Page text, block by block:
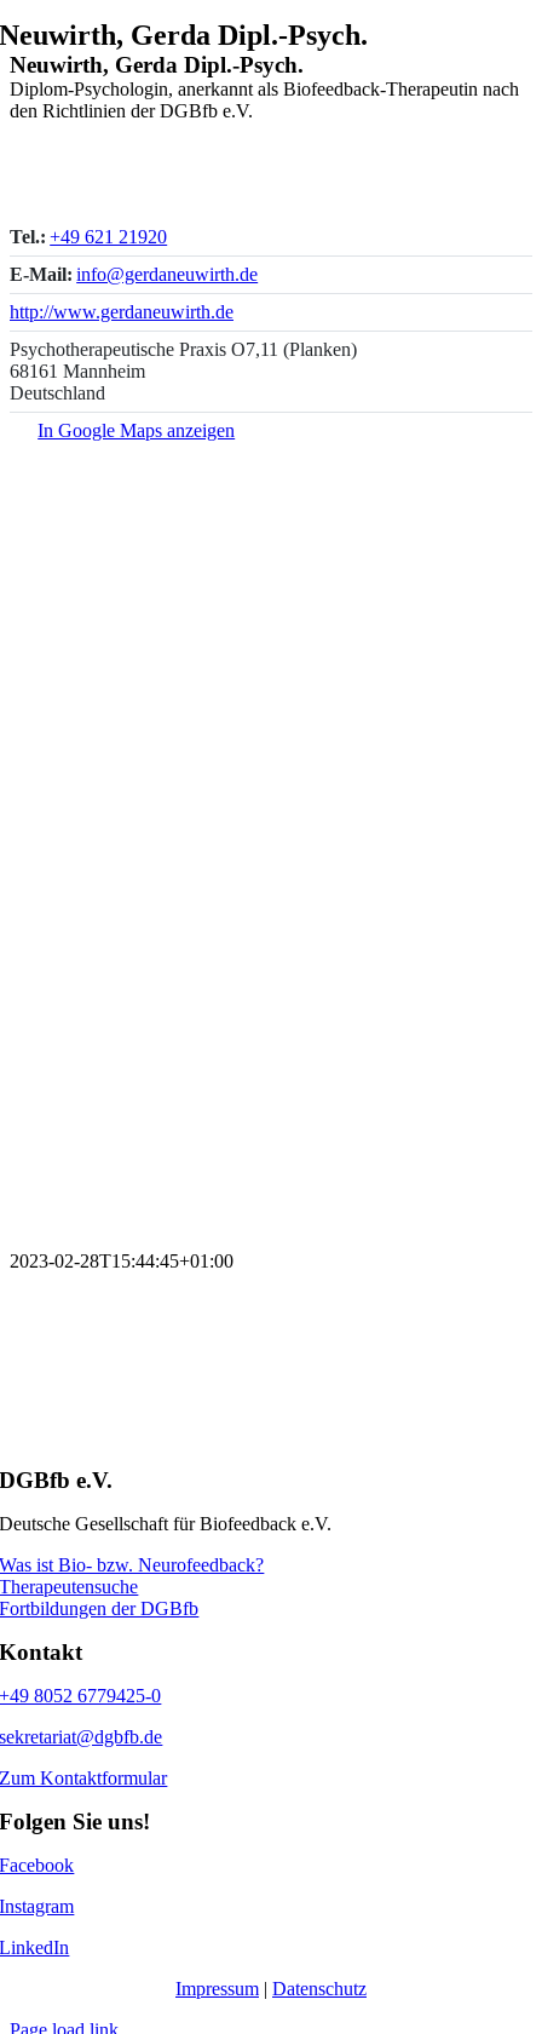
Neuwirth, Gerda Dipl.-Psych.
Neuwirth, Gerda Dipl.-Psych.
Diplom-Psychologin, anerkannt als Biofeedback-Therapeutin nach
den Richtlinien der DGBfb e.V.
Tel.: +49 621 21920
E-Mail: info@gerdaneuwirth.de
http://www.gerdaneuwirth.de
Psychotherapeutische Praxis O7,11 (Planken)
68161 Mannheim
Deutschland
In Google Maps anzeigen
2023-02-28T15:44:45+01:00
DGBfb e.V.
Deutsche Gesellschaft für Biofeedback e.V.
Was ist Bio- bzw. Neurofeedback?
Therapeutensuche
Fortbildungen der DGBfb
Kontakt
+49 8052 6779425-0
sekretariat@dgbfb.de
Zum Kontaktformular
Folgen Sie uns!
Facebook
Instagram
LinkedIn
Impressum | Datenschutz
Page load link